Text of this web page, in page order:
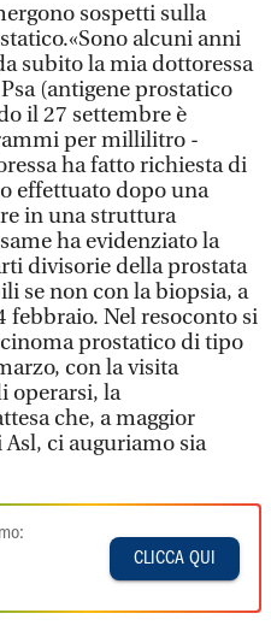
sospetti sulla
alcuni anni
subito la mia dottoressa
(antigene prostatico
il 27 settembre è
per millilitro -
ha fatto richiesta di
effettuato dopo una
in una struttura
ha evidenziato la
divisorie della prostata
se non con la biopsia, a
febbraio. Nel resoconto si
prostatico di tipo
con la visita
operarsi, la
che, a maggior
ci auguriamo sia
CLICCA QUI